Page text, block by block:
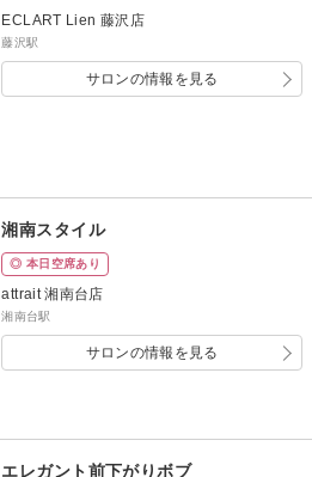
ECLART Lien 藤沢店
藤沢駅
サロンの情報を見る
湘南スタイル
◎ 本日空席あり
attrait 湘南台店
湘南台駅
サロンの情報を見る
エレガント前下がりボブ